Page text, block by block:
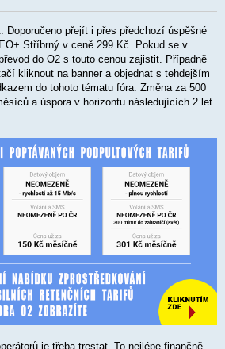
Doporučeno přejít i přes předchozí úspěšné
Stříbrný v ceně 299 Kč. Pokud se v
do O2 s touto cenou zajistit. Případně
kliknout na banner a objednat s tehdejším
do tohoto tématu fóra. Změna za 500
a úspora v horizontu následujících 2 let
je třeba trestat. To nejlépe finančně.